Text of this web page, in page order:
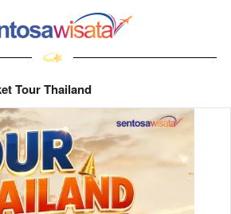
Tour Thailand